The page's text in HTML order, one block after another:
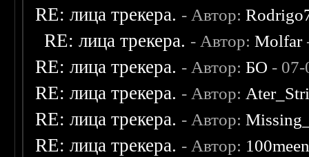
RE: лица трекера. - Автор:
RE: лица трекера. - Автор:Molfar
RE: лица трекера. - Автор: БО -
RE: лица трекера. - Автор:
RE: лица трекера. - Автор:
RE: лица трекера. - Автор: